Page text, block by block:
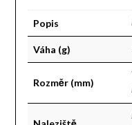
Popis
Váha (g)
Rozměr (mm)